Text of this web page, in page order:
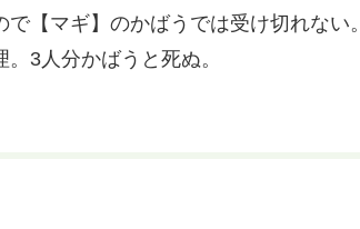
で【マギ】のかばうでは受け切れない。
3人分かばうと死ぬ。